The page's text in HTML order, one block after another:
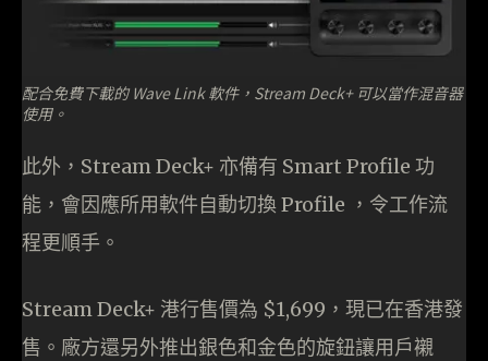
配合免費下載的 Wave Link 軟件，Stream Deck+ 可以當作混音器
使用。
此外，Stream Deck+ 亦備有 Smart Profile 功
能，會因應所用軟件自動切換 Profile ，令工作流
程更順手。
Stream Deck+ 港行售價為 $1,699，現已在香港發
售。廠方還另外推出銀色和金色的旋鈕讓用戶襯